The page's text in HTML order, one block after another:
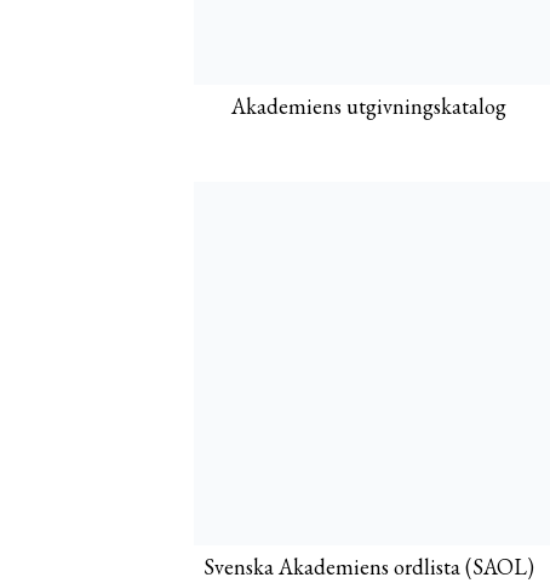
Akademiens utgivningskatalog
Svenska Akademiens ordlista (SAOL)